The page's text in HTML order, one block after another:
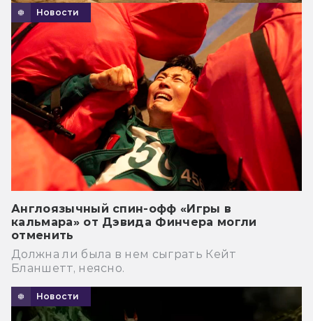
Новости
Англоязычный спин-офф «Игры в
кальмара» от Дэвида Финчера могли
отменить
Должна ли была в нем сыграть Кейт
Бланшетт, неясно.
Новости